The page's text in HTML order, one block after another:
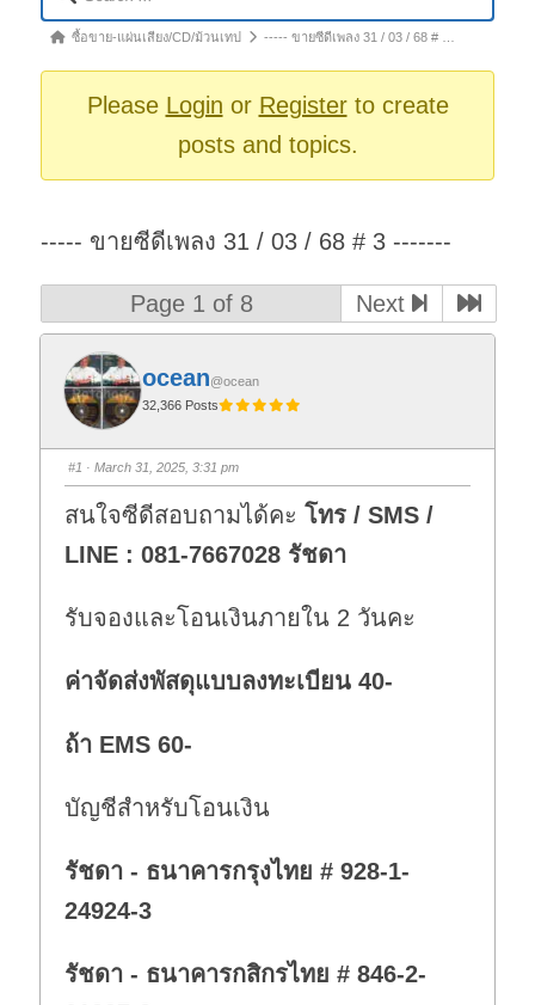
Navigation
Forumซื้อขาย-แผ่นเสียง/CD/ม้วนเทป ----- ขายซีดีเพลง 31 / 03 / 68 # …
Please Login or Registerto create
posts and topics.
----- ขายซีดีเพลง 31 / 03 / 68 # 3 -------
Page 1 of 8 Next
ocean@ocean
32,366 Posts
#1 · March 31, 2025, 3:31 pm
สนใจซีดีสอบถามได้คะโทร / SMS /
LINE : 081-7667028 รัชดา
รับจองและโอนเงินภายใน 2 วันคะ
ค่าจัดส่งพัสดุแบบลงทะเบียน 40-
ถ้า EMS 60-
บัญชีสำหรับโอนเงิน
รัชดา - ธนาคารกรุงไทย # 928-1-
24924-3
รัชดา - ธนาคารกสิกรไทย # 846-2-